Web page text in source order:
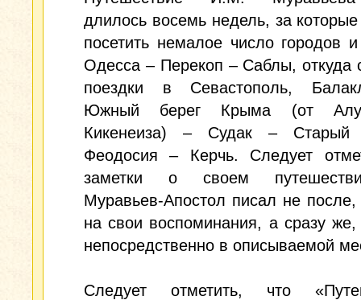
длилось восемь недель, за
посетить немалое число городов
Одесса – Перекоп – Саблы, откуда
поездки в Севастополь,
Южный берег Крыма (от
Кикенеиза) – Судак –
Феодосия – Керчь. Следует
заметки о своем
Муравьев-Апостол писал не после,
на свои воспоминания, а сразу же,
непосредственно в описываемой
Следует отметить, что